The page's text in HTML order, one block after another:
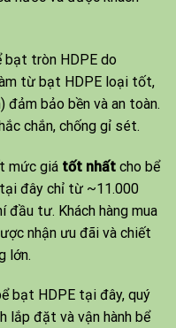
bạt tròn HDPE do
từ bạt HDPE loại tốt,
bảo bền và an toàn.
chắn, chống gỉ sét.
mức giá tốt nhấtcho bể
đây chỉ từ ~11.000
đầu tư. Khách hàng mua
nhận ưu đãi và chiết
lớn.
bạt HDPE tại đây, quý
lắp đặt và vận hành bể